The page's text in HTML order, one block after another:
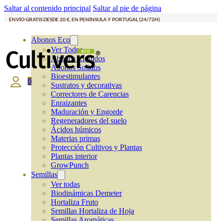
Saltar al contenido principal Saltar al pie de página
ENVÍO GRATIS DESDE 20 €, EN PENÍNSULA Y PORTUGAL (24/72H)
Abonos Eco
Ver Todos
Abonos Líquidos
Abonos Solidos
Bioestimulantes
Sustratos y decorativas
Correctores de Carencias
Enraizantes
Maduración y Engorde
Regeneradores del suelo
Ácidos húmicos
Materias primas
Protección Cultivos y Plantas
Plantas interior
GrowPunch
Semillas
Ver todas
Biodinámicas Demeter
Hortaliza Fruto
Semillas Hortaliza de Hoja
0